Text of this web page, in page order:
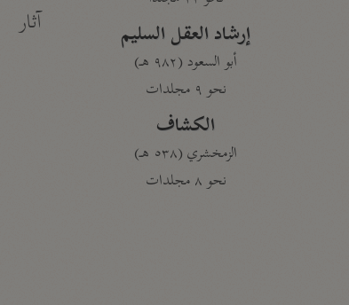
إرشاد العقل السليم
أبو السعود (٩٨٢ هـ)
نحو ٩ مجلدات
الكشاف
الزمخشري (٥٣٨ هـ)
نحو ٨ مجلدات
آثار